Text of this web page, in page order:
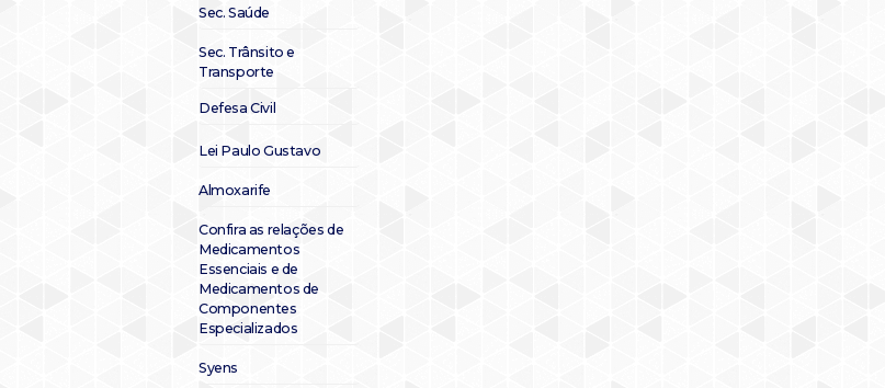
Sec. Saúde
Sec. Trânsito e
Transporte
Defesa Civil
Lei Paulo Gustavo
Almoxarife
Confira as relações de
Medicamentos
Essenciais e de
Medicamentos de
Componentes
Especializados
Syens